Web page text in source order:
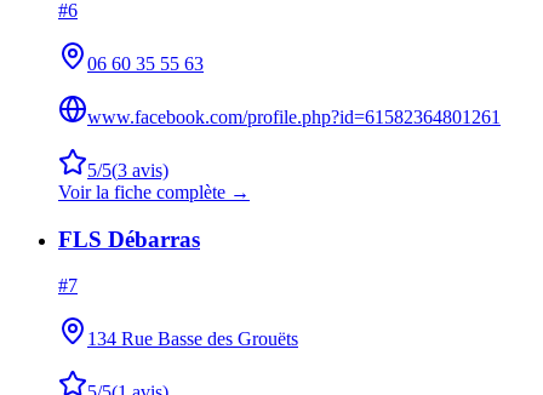
#6
06 60 35 55 63
www.facebook.com/profile.php?id=61582364801261
5/5(3 avis)
Voir la fiche complète →
FLS Débarras
#7
134 Rue Basse des Grouëts